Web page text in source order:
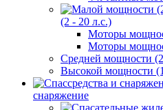
(2 - 20 л.с.)
Моторы
Моторы
Средней мощности
Высокой мощности
снаряжение